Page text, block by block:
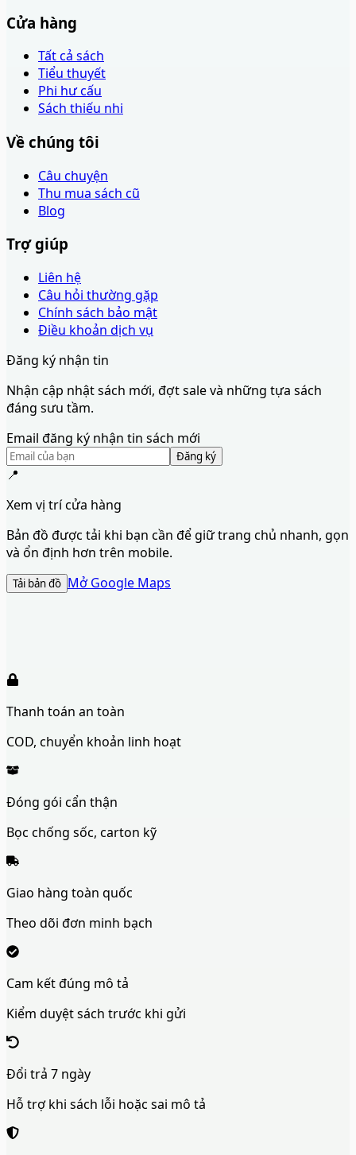
Cửa hàng
Tất cả sách
Tiểu thuyết
Phi hư cấu
Sách thiếu nhi
Về chúng tôi
Câu chuyện
Thu mua sách cũ
Blog
Trợ giúp
Liên hệ
Câu hỏi thường gặp
Chính sách bảo mật
Điều khoản dịch vụ
Đăng ký nhận tin
Nhận cập nhật sách mới, đợt sale và những tựa sách
đáng sưu tầm.
Email đăng ký nhận tin sách mới
Đăng ký
📍
Xem vị trí cửa hàng
Bản đồ được tải khi bạn cần để giữ trang chủ nhanh, gọn
và ổn định hơn trên mobile.
Tải bản đồ Mở Google Maps
Thanh toán an toàn
COD, chuyển khoản linh hoạt
Đóng gói cẩn thận
Bọc chống sốc, carton kỹ
Giao hàng toàn quốc
Theo dõi đơn minh bạch
Cam kết đúng mô tả
Kiểm duyệt sách trước khi gửi
Đổi trả 7 ngày
Hỗ trợ khi sách lỗi hoặc sai mô tả